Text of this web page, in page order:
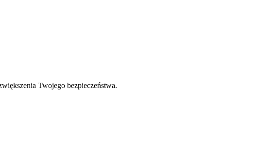
Twojego bezpieczeństwa.